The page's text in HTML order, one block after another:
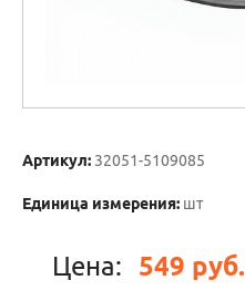
Артикул: 32051-5109085
Единица измерения: шт
Цена: 549 руб.